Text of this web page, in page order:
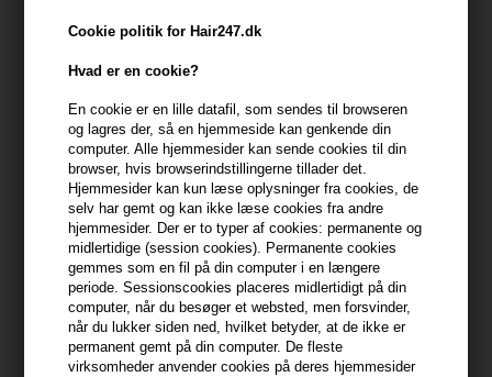
Cookie politik for Hair247.dk
Hvad er en cookie?
En cookie er en lille datafil, som sendes til browseren
og lagres der, så en hjemmeside kan genkende din
computer. Alle hjemmesider kan sende cookies til din
browser, hvis browserindstillingerne tillader det.
Hjemmesider kan kun læse oplysninger fra cookies, de
selv har gemt og kan ikke læse cookies fra andre
hjemmesider. Der er to typer af cookies: permanente og
midlertidige (session cookies). Permanente cookies
gemmes som en fil på din computer i en længere
periode. Sessionscookies placeres midlertidigt på din
computer, når du besøger et websted, men forsvinder,
når du lukker siden ned, hvilket betyder, at de ikke er
permanent gemt på din computer. De fleste
virksomheder anvender cookies på deres hjemmesider
214,20DKK
+
På lager- Leveringstid 1-2 dage
Du får 11 DKK til dit næste køb når du køber denne vare -
min konto
399,10 DKK FRA GRATIS FRAGT 399.1 DKK
Beskrivelse Anmeldelser Fabrikant